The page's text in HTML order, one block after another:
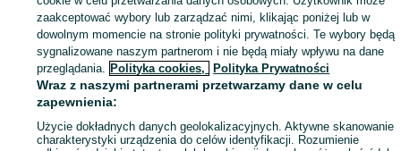
35. Raz dobosz zuch
36. Rolnik sam w dolinie
37. Siała baba mak
39. Stary Donald farmę miał
Zaloguj się / Załóż konto
Kup
zaakceptować wybory lub zarządzać nimi, klikając poniżej lub w
dowolnym momencie na stronie polityki prywatności. Te wybory będą
sygnalizowane naszym partnerom i nie będą miały wpływu na dane
przeglądania. Polityka cookies, Polityka Prywatności
Wraz z naszymi partnerami przetwarzamy dane w celu
zapewnienia:
Użycie dokładnych danych geolokalizacyjnych. Aktywne skanowanie
charakterystyki urządzenia do celów identyfikacji. Rozumienie